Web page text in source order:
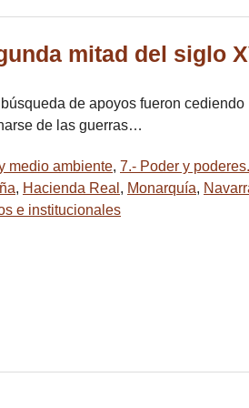
mitad del siglo
de apoyos fueron
de las guerras…
medio ambiente, 7.- Poder y
, Hacienda Real , Monarquía,
e institucionales